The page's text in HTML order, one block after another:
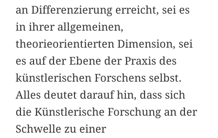
an Differenzierung erreicht, sei es
in ihrer allgemeinen,
theorieorientierten Dimension, sei
es auf der Ebene der Praxis des
künstlerischen Forschens selbst.
Alles deutet darauf hin, dass sich
die Künstlerische Forschung an der
Schwelle zu einer